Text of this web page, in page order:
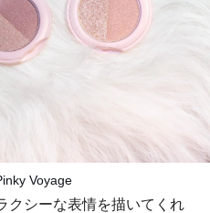
Voyage
シーな表情を描いてくれ